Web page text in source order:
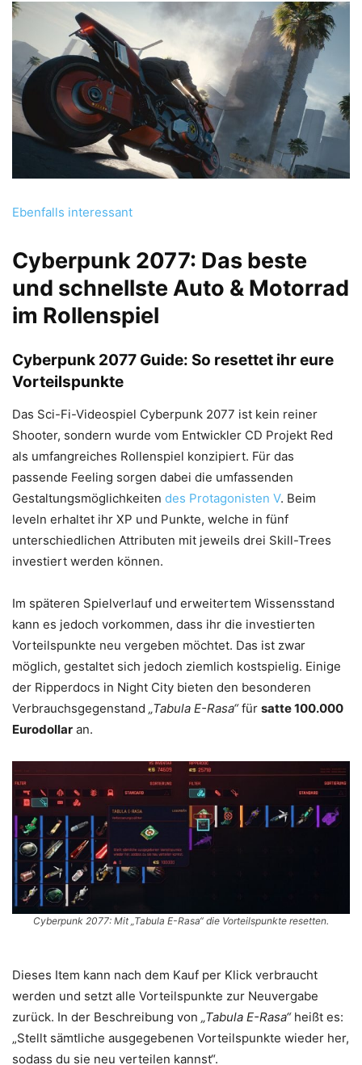
Ebenfalls interessant
Cyberpunk 2077: Das beste
und schnellste Auto & Motorrad
im Rollenspiel
Cyberpunk 2077 Guide: So resettet ihr eure
Vorteilspunkte
Das Sci-Fi-Videospiel Cyberpunk 2077 ist kein reiner
Shooter, sondern wurde vom Entwickler CD Projekt Red
als umfangreiches Rollenspiel konzipiert. Für das
passende Feeling sorgen dabei die umfassenden
Gestaltungsmöglichkeiten des Protagonisten V. Beim
leveln erhaltet ihr XP und Punkte, welche in fünf
unterschiedlichen Attributen mit jeweils drei Skill-Trees
investiert werden können.
Im späteren Spielverlauf und erweitertem Wissensstand
kann es jedoch vorkommen, dass ihr die investierten
Vorteilspunkte neu vergeben möchtet. Das ist zwar
möglich, gestaltet sich jedoch ziemlich kostspielig. Einige
der Ripperdocs in Night City bieten den besonderen
Verbrauchsgegenstand „Tabula E-Rasa“für satte 100.000
Eurodollar an.
Cyberpunk 2077: Mit „Tabula E-Rasa“ die Vorteilspunkte resetten.
Dieses Item kann nach dem Kauf per Klick verbraucht
werden und setzt alle Vorteilspunkte zur Neuvergabe
zurück. In der Beschreibung von „Tabula E-Rasa“ heißt es:
„Stellt sämtliche ausgegebenen Vorteilspunkte wieder her,
sodass du sie neu verteilen kannst“.